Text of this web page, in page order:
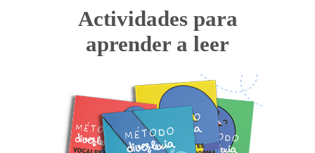
Actividades para
aprender a leer